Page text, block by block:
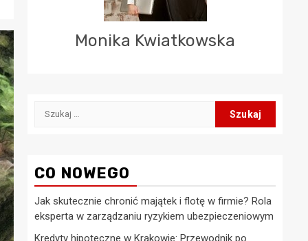
Monika Kwiatkowska
Szukaj:
CO NOWEGO
Jak skutecznie chronić majątek i flotę w firmie? Rola
eksperta w zarządzaniu ryzykiem ubezpieczeniowym
Kredyty hipoteczne w Krakowie: Przewodnik po